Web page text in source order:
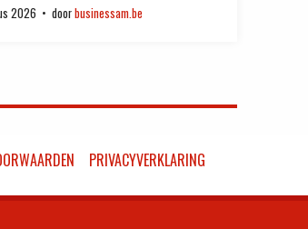
2026 doorbusinessam.be
PRIVACYVERKLARING